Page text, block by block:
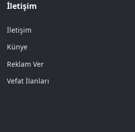
İletişim
İletişim
Künye
Reklam Ver
Vefat İlanları